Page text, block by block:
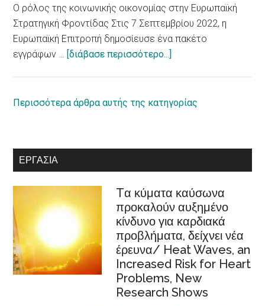
European
Parliament
adopts
Ο ρόλος της κοινωνικής οικονομίας στην Ευρωπαϊκή
Στρατηγική Φροντίδας Στις 7 Σεπτεμβρίου 2022, η
Ευρωπαϊκή Επιτροπή δημοσίευσε ένα πακέτο
εγγράφων … [διάβασε περισσότερο...]
της
στην
Φροντίδας
/Recognition
of
cooperatives
in
the
European
Care
Περισσότερα άρθρα αυτής της κατηγορίας
ΕΡΓΑΣΊΑ
Tα κύματα καύσωνα
προκαλούν αυξημένο
κίνδυνο για καρδιακά
προβλήματα, δείχνει νέα
έρευνα/ Heat Waves, an
Increased Risk for Heart
Problems, New
Research Shows